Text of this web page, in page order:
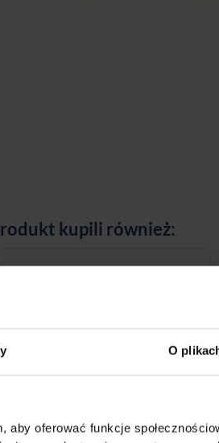
O
oferować funkcje
kupili również: